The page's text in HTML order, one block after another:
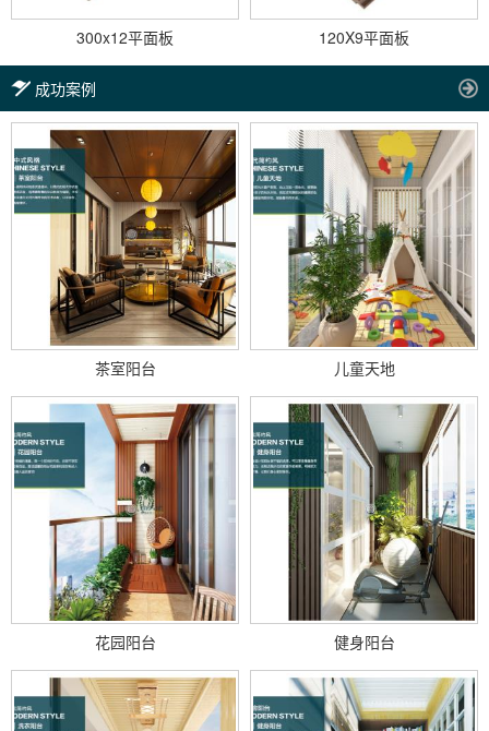
300x12平面板 120X9平面板
成功案例
茶室阳台 儿童天地
花园阳台 健身阳台